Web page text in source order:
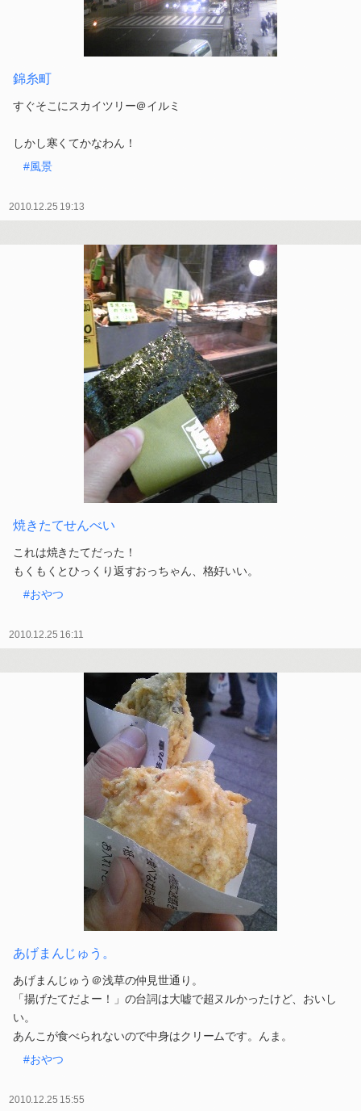
錦糸町
すぐそこにスカイツリー＠イルミ
しかし寒くてかなわん！
#風景
2010.12.25 19:13
焼きたてせんべい
これは焼きたてだった！
もくもくとひっくり返すおっちゃん、格好いい。
#おやつ
2010.12.25 16:11
あげまんじゅう。
あげまんじゅう＠浅草の仲見世通り。
「揚げたてだよー！」の台詞は大嘘で超ヌルかったけど、おいし
い。
あんこが食べられないので中身はクリームです。んま。
#おやつ
2010.12.25 15:55